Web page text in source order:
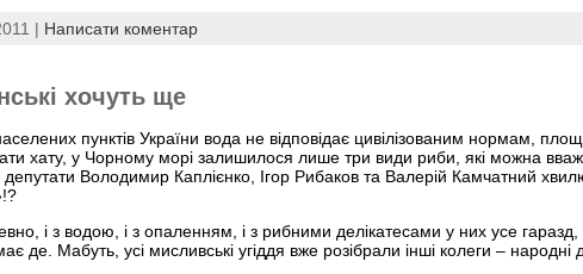
| Написати коментар
хочуть ще
пунктів України вода не відповідає цивілізованим нормам,
хату, у Чорному морі залишилося лише три види риби, які можна
депутати Володимир Каплієнко, Ігор Рибаков та Валерій Камчатний
і з водою, і з опаленням, і з рибними делікатесами у них усе
де. Мабуть, усі мисливські угіддя вже розібрали інші колеги – народні